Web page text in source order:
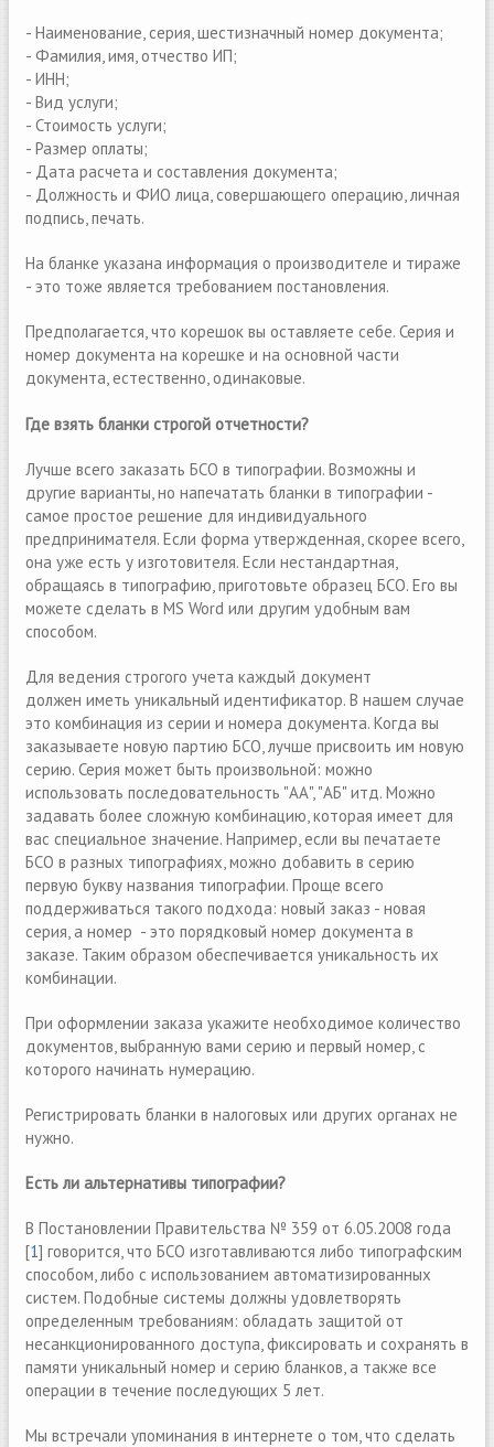
- Наименование, серия, шестизначный номер документа;
- Фамилия, имя, отчество ИП;
- ИНН;
- Вид услуги;
- Стоимость услуги;
- Размер оплаты;
- Дата расчета и составления документа;
- Должность и ФИО лица, совершающего операцию, личная
подпись, печать.
На бланке указана информация о производителе и тираже
- это тоже является требованием постановления.
Предполагается, что корешок вы оставляете себе. Серия и
номер документа на корешке и на основной части
документа, естественно, одинаковые.
Где взять бланки строгой отчетности?
Лучше всего заказать БСО в типографии. Возможны и
другие варианты, но напечатать бланки в типографии -
самое простое решение для индивидуального
предпринимателя. Если форма утвержденная, скорее всего,
она уже есть у изготовителя. Если нестандартная,
обращаясь в типографию, приготовьте образец БСО. Его вы
можете сделать в MS Word или другим удобным вам
способом.
Для ведения строгого учeта каждый документ
должен иметь уникальный идентификатор. В нашем случае
это комбинация из серии и номера документа. Когда вы
заказываете новую партию БСО, лучше присвоить им новую
серию. Серия может быть произвольной: можно
использовать последовательность "АА", "АБ" итд. Можно
задавать более сложную комбинацию, которая имеет для
вас специальное значение. Например, если вы печатаете
БСО в разных типографиях, можно добавить в серию
первую букву названия типографии. Проще всего
поддерживаться такого подхода: новый заказ - новая
серия, а номер - это порядковый номер документа в
заказе. Таким образом обеспечивается уникальность их
комбинации.
При оформлении заказа укажите необходимое количество
документов, выбранную вами серию и первый номер, с
которого начинать нумерацию.
Регистрировать бланки в налоговых или других органах не
нужно.
Есть ли альтернативы типографии?
В Постановлении Правительства № 359 от 6.05.2008 года
[1] говорится, что БСО изготавливаются либо типографским
способом, либо с использованием автоматизированных
систем. Подобные системы должны удовлетворять
определенным требованиям: обладать защитой от
несанкционированного доступа, фиксировать и сохранять в
памяти уникальный номер и серию бланков, а также все
операции в течение последующих 5 лет.
Mы встречали упоминания в интернете о том, что сделать